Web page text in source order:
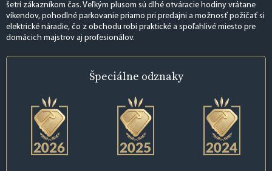
šetrí zákazníkom čas. Veľkým plusom sú dlhé otváracie hodiny vrátane
víkendov, pohodlné parkovanie priamo pri predajni a možnosť požičať si
elektrické náradie, čo z obchodu robí praktické a spoľahlivé miesto pre
domácich majstrov aj profesionálov.
Špeciálne odznaky